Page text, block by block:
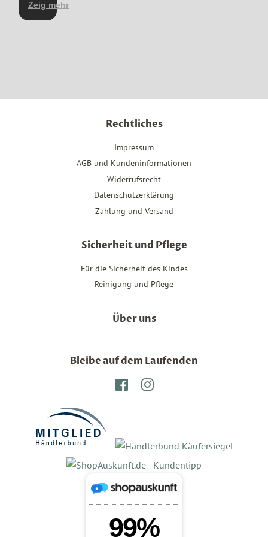
hilfsbereit
beschrieben.
Zeig mehr
Rechtliches
Impressum
AGB und Kundeninformationen
Widerrufsrecht
Datenschutzerklärung
Zahlung und Versand
Sicherheit und Pflege
Für die Sicherheit des Kindes
Reinigung und Pflege
Über uns
Bleibe auf dem Laufenden
FacebookInstagram